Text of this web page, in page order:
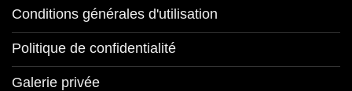
Conditions générales d'utilisation
Politique de confidentialité
Galerie privée